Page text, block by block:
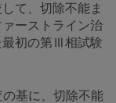
て、切除不能ま
ーストライン治
最初の第Ⅲ相試験
基に、切除不能